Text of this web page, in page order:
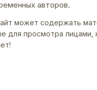
авторов.
может содержать
для просмотра лицами,